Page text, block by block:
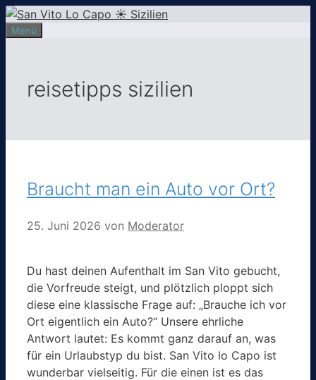
Zum
Inhalt
Menü
reisetipps sizilien
Braucht man ein Auto vor Ort?
25. Juni 2026 von Moderator
Du hast deinen Aufenthalt im San Vito gebucht,
die Vorfreude steigt, und plötzlich ploppt sich
diese eine klassische Frage auf: „Brauche ich vor
Ort eigentlich ein Auto?“ Unsere ehrliche
Antwort lautet: Es kommt ganz darauf an, was
für ein Urlaubstyp du bist. San Vito lo Capo ist
wunderbar vielseitig. Für die einen ist es das